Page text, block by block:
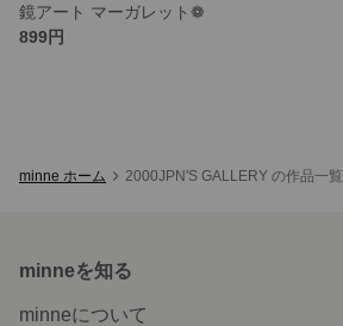
鏡アート マーガレット❁
899円
minne ホーム 2000JPN'S GALLERY の作品一覧
minneを知る
minneについて